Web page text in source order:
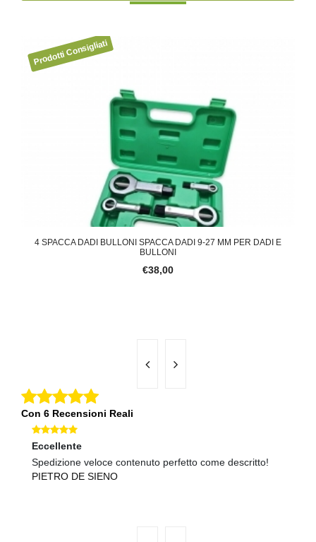
4 SPACCA DADI BULLONI SPACCA DADI 9-27 MM PER DADI E
BULLONI
€38,00
Con 6 Recensioni Reali
Eccellente
Spedizione veloce contenuto perfetto come descritto!
PIETRO DE SIENO